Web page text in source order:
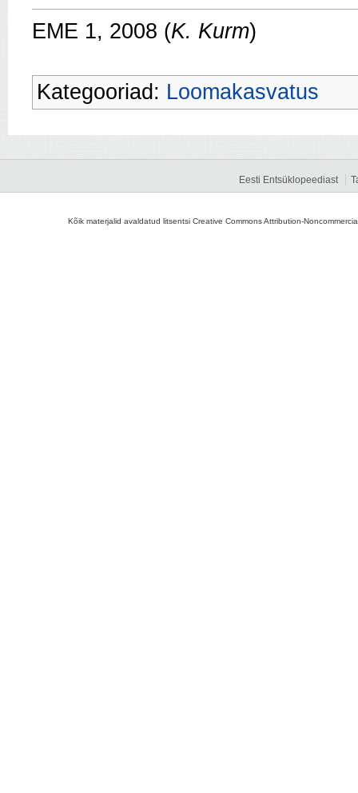
EME 1, 2008 (K. Kurm)
Kategooriad: Loomakasvatus
Eesti Entsüklopeediast
Kõik materjalid avaldatud litsentsi Creative Commons Attribution-